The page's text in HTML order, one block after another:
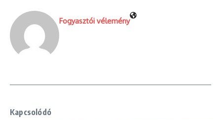
Fogyasztói vélemény
Kapcsolódó